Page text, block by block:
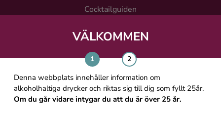
VÄLKOMMEN
Denna webbplats innehåller information om
alkoholhaltiga drycker och riktas sig till dig som fyllt 25år.
Om du går vidare intygar du att du är över 25 år.
Cocktailguiden
Västra Järnvägsgatan 21, 111 64 Stockholm